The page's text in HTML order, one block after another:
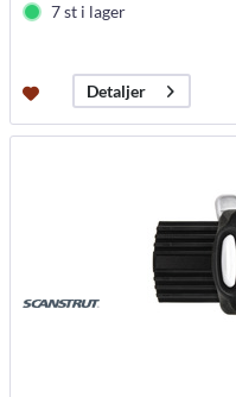
7 st i lager
Detaljer